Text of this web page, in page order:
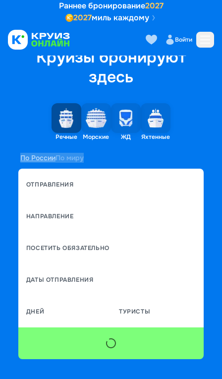
Раннее бронирование2027
2027миль каждому
Войти
Круизы бронируют
здесь
Речные Морские ЖД Яхтенные
По РоссииПо миру
ОТПРАВЛЕНИЯ
НАПРАВЛЕНИЕ
ПОСЕТИТЬ ОБЯЗАТЕЛЬНО
ДАТЫ ОТПРАВЛЕНИЯ
ДНЕЙ ТУРИСТЫ